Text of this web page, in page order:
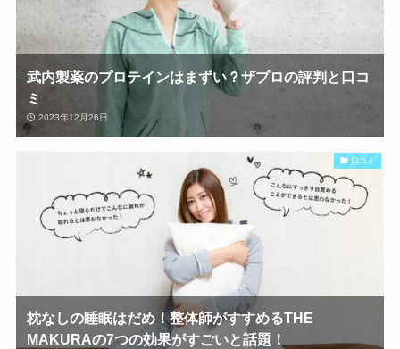
武内製薬のプロテインはまずい？ザプロの評判と口コ
ミ
2023年12月26日
口コミ
枕なしの睡眠はだめ！整体師がすすめるTHE
MAKURAの7つの効果がすごいと話題！